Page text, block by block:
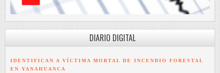
DIARIO DIGITAL
IDENTIFICAN A VÍCTIMA MORTAL DE INCENDIO FORESTAL
EN YANAHUANCA